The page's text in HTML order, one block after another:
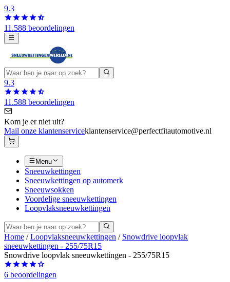
9.3
11.588 beoordelingen
9.3
11.588 beoordelingen
Kom je er niet uit?
Mail onze klantenserviceklantenservice@perfectfitautomotive.nl
Menu
Sneeuwkettingen
Sneeuwkettingen op automerk
Sneeuwsokken
Voordelige sneeuwkettingen
Loopvlaksneeuwkettingen
Home /Loopvlaksneeuwkettingen / Snowdrive loopvlak
sneeuwkettingen - 255/75R15
Snowdrive loopvlak sneeuwkettingen - 255/75R15
6 beoordelingen